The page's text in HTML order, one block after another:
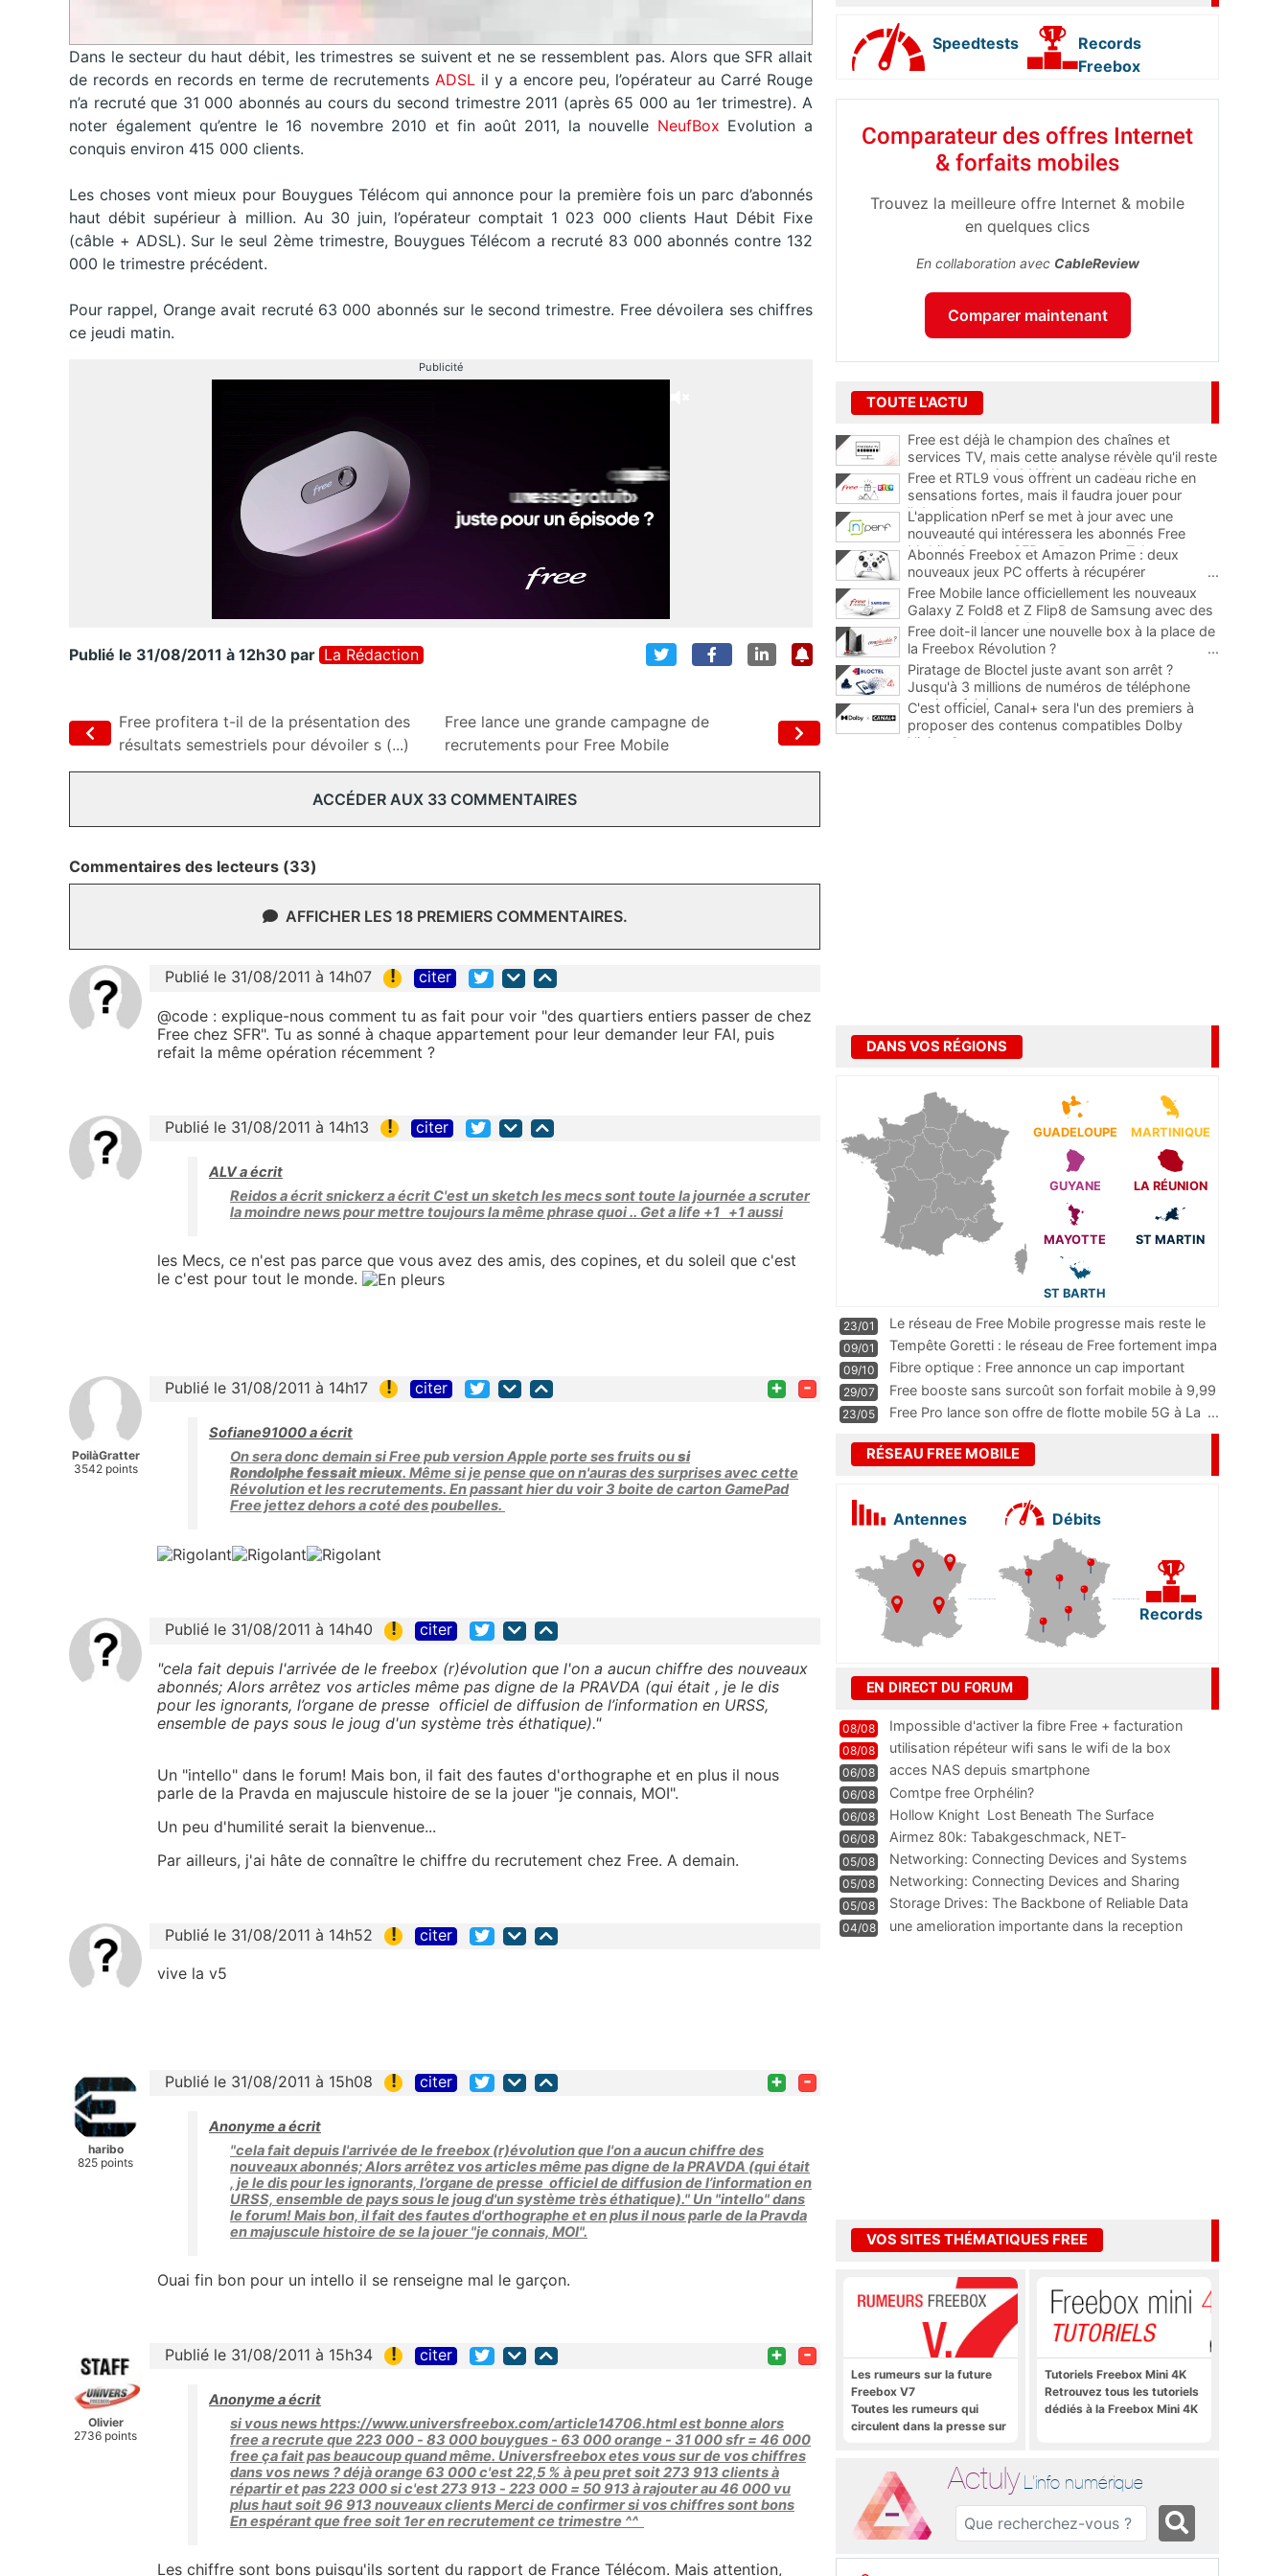
Dans le secteur du haut débit, les trimestres se suivent et ne se ressemblent pas. Alors que SFR allait
de records en records en terme de recrutements ADSL il y a encore peu, l’opérateur au Carré Rouge
n’a recruté que 31 000 abonnés au cours du second trimestre 2011 (après 65 000 au 1er trimestre). A
noter également qu’entre le 16 novembre 2010 et fin août 2011, la nouvelle NeufBox Evolution a
conquis environ 415 000 clients.
Les choses vont mieux pour Bouygues Télécom qui annonce pour la première fois un parc d’abonnés
haut débit supérieur à million. Au 30 juin, l’opérateur comptait 1 023 000 clients Haut Débit Fixe
(câble + ADSL). Sur le seul 2ème trimestre, Bouygues Télécom a recruté 83 000 abonnés contre 132
000 le trimestre précédent.
Pour rappel, Orange avait recruté 63 000 abonnés sur le second trimestre. Free dévoilera ses chiffres
ce jeudi matin.
Publicité
Publié le 31/08/2011 à 12h30 par La Rédaction
Free profitera t-il de la présentation des
résultats semestriels pour dévoiler s (...)
Free lance une grande campagne de
recrutements pour Free Mobile
ACCÉDER AUX 33 COMMENTAIRES
Commentaires des lecteurs (33)
AFFICHER LES 18 PREMIERS COMMENTAIRES.
Publié le 31/08/2011 à 14h07 ! citer
@code : explique-nous comment tu as fait pour voir "des quartiers entiers passer de chez
Free chez SFR". Tu as sonné à chaque appartement pour leur demander leur FAI, puis
refait la même opération récemment ?
Publié le 31/08/2011 à 14h13 ! citer
ALV a écrit
Reidos a écrit snickerz a écrit C'est un sketch les mecs sont toute la journée a scruter
la moindre news pour mettre toujours la même phrase quoi .. Get a life +1 +1 aussi
les Mecs, ce n'est pas parce que vous avez des amis, des copines, et du soleil que c'est
le c'est pour tout le monde.
PoilàGratter
3542 points
Publié le 31/08/2011 à 14h17 ! citer + -
Sofiane91000 a écrit
On sera donc demain si Free pub version Apple porte ses fruits ousi
Rondolphe fessait mieux. Même si je pense que on n'auras des surprises avec cette
Révolution et les recrutements. En passant hier du voir 3 boite de carton GamePad
Free jettez dehors a coté des poubelles.
Publié le 31/08/2011 à 14h40 ! citer
"cela fait depuis l'arrivée de le freebox (r)évolution que l'on a aucun chiffre des nouveaux
abonnés; Alors arrêtez vos articles même pas digne de la PRAVDA (qui était , je le dis
pour les ignorants, l’organe de presse officiel de diffusion de l’information en URSS,
ensemble de pays sous le joug d'un système très éthatique)."
Un "intello" dans le forum! Mais bon, il fait des fautes d'orthographe et en plus il nous
parle de la Pravda en majuscule histoire de se la jouer "je connais, MOI".
Un peu d'humilité serait la bienvenue...
Par ailleurs, j'ai hâte de connaître le chiffre du recrutement chez Free. A demain.
Publié le 31/08/2011 à 14h52 ! citer
vive la v5
haribo
825 points
Publié le 31/08/2011 à 15h08 ! citer + -
Anonyme a écrit
"cela fait depuis l'arrivée de le freebox (r)évolution que l'on a aucun chiffre des
nouveaux abonnés; Alors arrêtez vos articles même pas digne de la PRAVDA (qui était
, je le dis pour les ignorants, l’organe de presse officiel de diffusion de l’information en
URSS, ensemble de pays sous le joug d'un système très éthatique)." Un "intello" dans
le forum! Mais bon, il fait des fautes d'orthographe et en plus il nous parle de la Pravda
en majuscule histoire de se la jouer "je connais, MOI".
Ouai fin bon pour un intello il se renseigne mal le garçon.
Olivier
2736 points
Publié le 31/08/2011 à 15h34 ! citer + -
Anonyme a écrit
si vous news https://www.universfreebox.com/article14706.html est bonne alors
free a recrute que 223 000 - 83 000 bouygues - 63 000 orange - 31 000 sfr = 46 000
free ça fait pas beaucoup quand même. Universfreebox etes vous sur de vos chiffres
dans vos news ? déjà orange 63 000 c'est 22,5 % à peu pret soit 273 913 clients à
répartir et pas 223 000 si c'est 273 913 - 223 000 = 50 913 à rajouter au 46 000 vu
plus haut soit 96 913 nouveaux clients Merci de confirmer si vos chiffres sont bons
En espérant que free soit 1er en recrutement ce trimestre ^^
Les chiffre sont bons puisqu'ils sortent du rapport de France Télécom. Mais attention,
Speedtests
Records
Freebox
Comparateur des offres Internet
& forfaits mobiles
Trouvez la meilleure offre Internet & mobile
en quelques clics
En collaboration avec CableReview
Comparer maintenant
TOUTE L'ACTU
Free est déjà le champion des chaînes et
services TV, mais cette analyse révèle qu'il reste
encore au moins 141 ajouts possibles
Free et RTL9 vous offrent un cadeau riche en
sensations fortes, mais il faudra jouer pour
l'obtenir
L'application nPerf se met à jour avec une
nouveauté qui intéressera les abonnés Free
Mobile, Orange, SFR et Bouygues Telecom
Abonnés Freebox et Amazon Prime : deux
nouveaux jeux PC offerts à récupérer
...
Free Mobile lance officiellement les nouveaux
Galaxy Z Fold8 et Z Flip8 de Samsung avec des
promos et des cadeaux
...
Free doit-il lancer une nouvelle box à la place de
la Freebox Révolution ?
...
Piratage de Bloctel juste avant son arrêt ?
Jusqu'à 3 millions de numéros de téléphone
auraient fuité
C'est officiel, Canal+ sera l'un des premiers à
proposer des contenus compatibles Dolby
Vision 2
DANS VOS RÉGIONS
GUADELOUPE MARTINIQUE
GUYANE LA RÉUNION
MAYOTTE ST MARTIN
ST BARTH
23/01
Le réseau de Free Mobile progresse mais reste le
m
...
09/01
Tempête Goretti : le réseau de Free fortement impa
09/10
Fibre optique : Free annonce un cap important
pass
...
29/07
Free booste sans surcoût son forfait mobile à 9,99
23/05 Free Pro lance son offre de flotte mobile 5G à La ...
RÉSEAU FREE MOBILE
Antennes Débits
Records
EN DIRECT DU FORUM
08/08
Impossible d'activer la fibre Free + facturation
résiliation
08/08 utilisation répéteur wifi sans le wifi de la box
06/08 acces NAS depuis smartphone
06/08 Comtpe free Orphélin?
06/08 Hollow Knight  Lost Beneath The Surface
06/08
Airmez 80k: Tabakgeschmack, NET-
Technologie und Leistung im
05/08 Networking: Connecting Devices and Systems
05/08
Networking: Connecting Devices and Sharing
Information
05/08
Storage Drives: The Backbone of Reliable Data
Management
04/08
une amelioration importante dans la reception
VOS SITES THÉMATIQUES FREE
Les rumeurs sur la future
Freebox V7
Toutes les rumeurs qui
circulent dans la presse sur
Tutoriels Freebox Mini 4K
Retrouvez tous les tutoriels
dédiés à la Freebox Mini 4K
Actuly L'info numérique